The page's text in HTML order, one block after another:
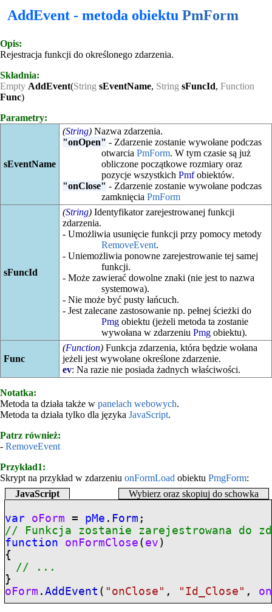
AddEvent - metoda obiektu PmForm
Opis:
Rejestracja funkcji do określonego zdarzenia.
Składnia:
Empty AddEvent(String sEventName, String sFuncId, Function
Func)
Parametry:
sEventName
(String)Nazwa zdarzenia.
"onOpen" - Zdarzenie zostanie wywołane podczas
otwarcia PmForm. W tym czasie są już
obliczone początkowe rozmiary oraz
pozycje wszystkich Pmfobiektów.
"onClose" - Zdarzenie zostanie wywołane podczas
zamknięcia PmForm
sFuncId
(String)Identyfikator zarejestrowanej funkcji
zdarzenia.
- Umożliwia usunięcie funkcji przy pomocy metody
RemoveEvent.
- Uniemożliwia ponowne zarejestrowanie tej samej
funkcji.
- Może zawierać dowolne znaki (nie jest to nazwa
systemowa).
- Nie może być pusty łańcuch.
- Jest zalecane zastosowanie np. pełnej ścieżki do
Pmgobiektu (jeżeli metoda ta zostanie
wywołana w zdarzeniu Pmgobiektu).
Func
(Function)Funkcja zdarzenia, która będzie wołana
jeżeli jest wywołane określone zdarzenie.
ev: Na razie nie posiada żadnych właściwości.
Notatka:
Metoda ta działa także w panelach webowych.
Metoda ta działa tylko dla języka JavaScript.
Patrz również:
- RemoveEvent
Przykład1:
Skrypt na przykład w zdarzeniu onFormLoad obiektu PmgForm:
JavaScript
Wybierz oraz skopiuj do schowka
var oForm = pMe . Form ;
// Funkcja zostanie zarejestrowana do
function
onFormClose ( ev )
{
// ...
}
oForm .AddEvent ( " onClose " , "Id_Close" ,